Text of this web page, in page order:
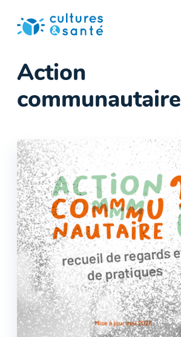
contenu
Action
communautaire